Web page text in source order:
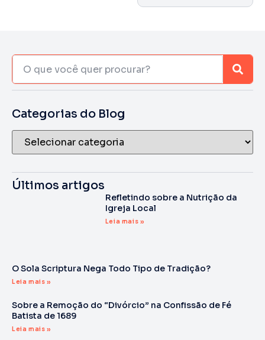
Categorias do Blog
Últimos artigos
Refletindo sobre a Nutrição da
Igreja Local
Leia mais »
O Sola Scriptura Nega Todo Tipo de Tradição?
Leia mais »
Sobre a Remoção do “Divórcio” na Confissão de Fé
Batista de 1689
Leia mais »